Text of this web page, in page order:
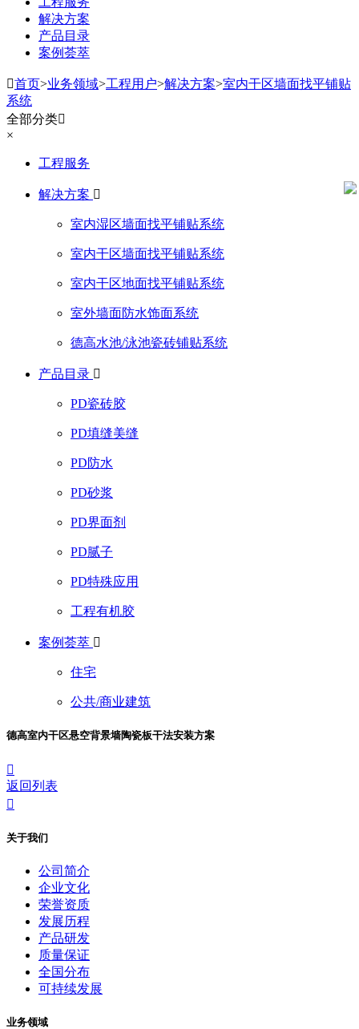
解决方案
产品目录
案例荟萃
首页>业务领域>工程用户>解决方案>室内干区墙面找平铺贴
系统
全部分类
×
工程服务
解决方案 
室内湿区墙面找平铺贴系统
室内干区墙面找平铺贴系统
室内干区地面找平铺贴系统
室外墙面防水饰面系统
德高水池/泳池瓷砖铺贴系统
产品目录 
PD瓷砖胶
PD填缝美缝
PD防水
PD砂浆
PD界面剂
PD腻子
PD特殊应用
工程有机胶
案例荟萃 
住宅
公共/商业建筑
德高室内干区悬空背景墙陶瓷板干法安装方案

返回列表

关于我们
公司简介
企业文化
荣誉资质
发展历程
产品研发
质量保证
全国分布
可持续发展
业务领域